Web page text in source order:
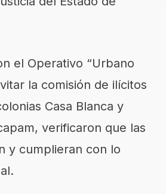
el Operativo “Urbano
la comisión de ilícitos
Casa Blanca y
verificaron que las
y cumplieran con lo